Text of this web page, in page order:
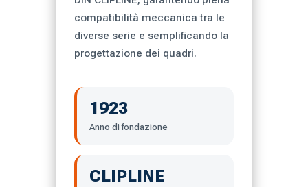
compatibilità meccanica tra le
diverse serie e semplificando la
progettazione dei quadri.
1923
Anno di fondazione
CLIPLINE